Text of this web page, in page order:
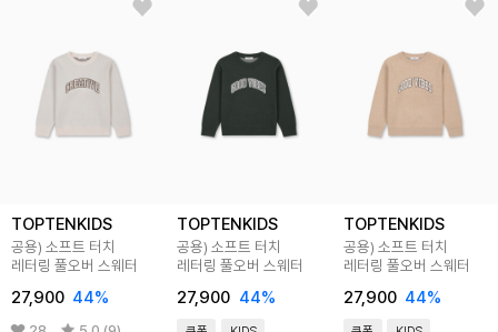
TOPTENKIDS
공용) 소프트 터치
레터링 풀오버 스웨터
27,900 44%
TOPTENKIDS
공용) 소프트 터치
레터링 풀오버 스웨터
27,900 44%
TOPTENKIDS
공용) 소프트 터치
레터링 풀오버 스웨터
27,900 44%